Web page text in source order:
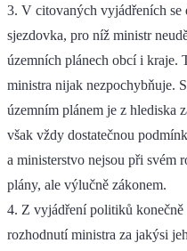
3. V citovaných vyjádřeních se
sjezdovka, pro níž ministr
územních plánech obcí i kraje.
ministra nijak nezpochybňuje.
územním plánem je z hlediska
však vždy dostatečnou
a ministerstvo nejsou při svém
plány, ale výlučně zákonem.
4. Z vyjádření politiků
rozhodnutí ministra za jakýsi